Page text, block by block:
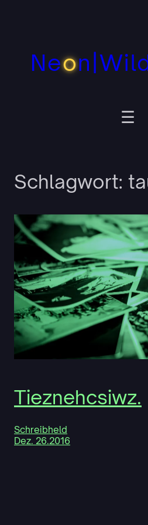
Neo
Schlagwort:
Tieznehcsiwz.
Schreibheld
Dez. 26.2016